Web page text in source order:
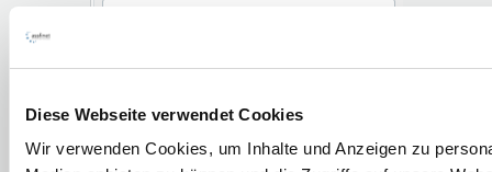
Diese Webseite verwendet Cookies
Wir verwenden Cookies, um Inhalte und Anzeigen zu